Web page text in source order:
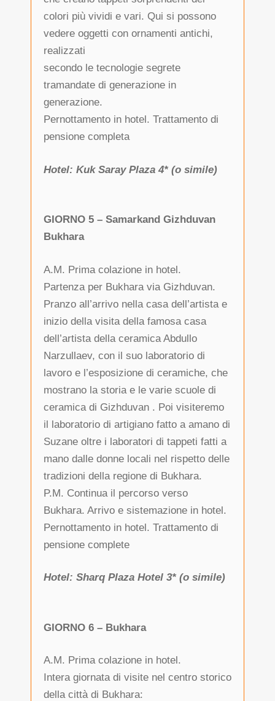
colori più vividi e vari. Qui si possono
vedere oggetti con ornamenti antichi,
realizzati
secondo le tecnologie segrete
tramandate di generazione in
generazione.
Pernottamento in hotel. Trattamento di
pensione completa
Hotel: Kuk Saray Plaza 4* (o simile)
GIORNO 5 – Samarkand Gizhduvan
Bukhara
A.M. Prima colazione in hotel.
Partenza per Bukhara via Gizhduvan.
Pranzo all’arrivo nella casa dell’artista e
inizio della visita della famosa casa
dell’artista della ceramica Abdullo
Narzullaev, con il suo laboratorio di
lavoro e l’esposizione di ceramiche, che
mostrano la storia e le varie scuole di
ceramica di Gizhduvan . Poi visiteremo
il laboratorio di artigiano fatto a amano di
Suzane oltre i laboratori di tappeti fatti a
mano dalle donne locali nel rispetto delle
tradizioni della regione di Bukhara.
P.M. Continua il percorso verso
Bukhara. Arrivo e sistemazione in hotel.
Pernottamento in hotel. Trattamento di
pensione complete
Hotel: Sharq Plaza Hotel 3* (o simile)
GIORNO 6 – Bukhara
A.M. Prima colazione in hotel.
Intera giornata di visite nel centro storico
della città di Bukhara: